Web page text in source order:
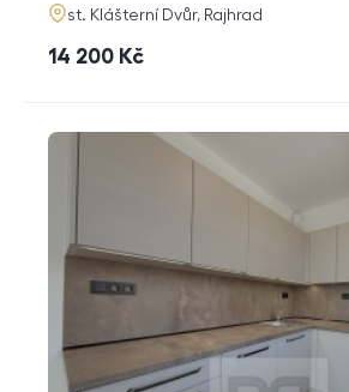
adresa
st. Klášterní Dvůr, Rajhrad
cena
14 200 Kč